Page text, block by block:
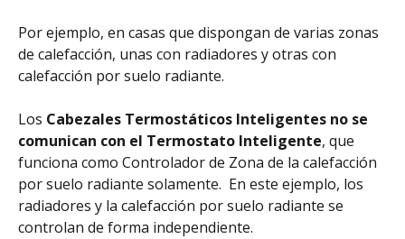
Por ejemplo, en casas que dispongan de varias zonas
de calefacción, unas con radiadores y otras con
calefacción por suelo radiante.
Los Cabezales Termostáticos Inteligentes no se
comunican con el Termostato Inteligente, que
funciona como Controlador de Zona de la calefacción
por suelo radiante solamente.  En este ejemplo, los
radiadores y la calefacción por suelo radiante se
controlan de forma independiente.